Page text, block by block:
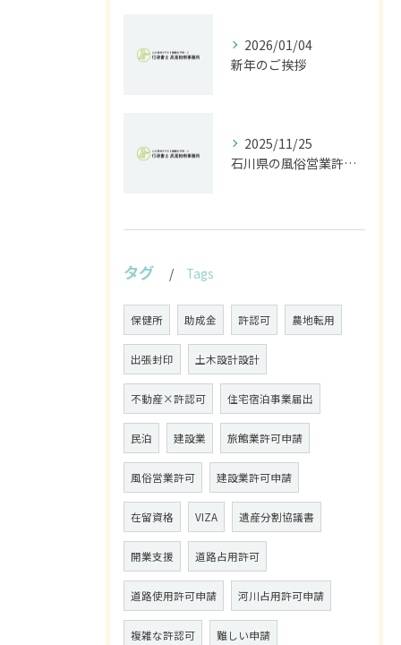
2026/01/04
新年のご挨拶
2025/11/25
石川県の風俗営業許可なら行政書士高見裕樹事務所｜金沢・野々市・白山対応｜警察事前相談から図面作成まで
タグ Tags
保健所 助成金 許認可 農地転用
出張封印 土木設計設計
不動産×許認可 住宅宿泊事業届出
民泊 建設業 旅館業許可申請
風俗営業許可 建設業許可申請
在留資格 VIZA 遺産分割協議書
開業支援 道路占用許可
道路使用許可申請 河川占用許可申請
複雑な許認可 難しい申請